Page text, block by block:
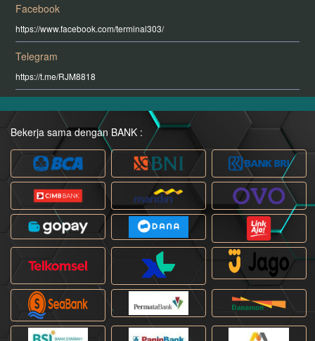
Facebook
https://www.facebook.com/terminal303/
Telegram
https://t.me/RJM8818
Bekerja sama dengan BANK :